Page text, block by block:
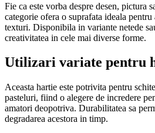
Fie ca este vorba despre desen, pictura
categorie ofera o suprafata ideala
texturi. Disponibila in variante netede
creativitatea in cele mai diverse forme.
Utilizari variate pentru
Aceasta hartie este potrivita pentru
pasteluri, fiind o alegere de incredere
amatori deopotriva. Durabilitatea sa
degradarea acestora in timp.